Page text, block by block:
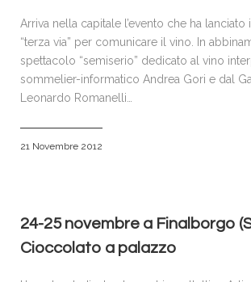
Arriva nella capitale l’evento che ha
“terza via” per comunicare il vino. In
spettacolo “semiserio” dedicato al vino
sommelier-informatico Andrea Gori e dal
Leonardo Romanelli…
21 Novembre 2012
24-25 novembre a Finalborgo
Cioccolato a palazzo